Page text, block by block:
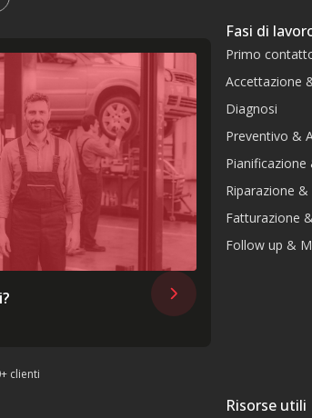
clienti
Fasi di
Primo
Accettazione
Diagnosi
Preventivo &
Pianificazione
Riparazione &
Fatturazione
Follow up &
Risorse utili